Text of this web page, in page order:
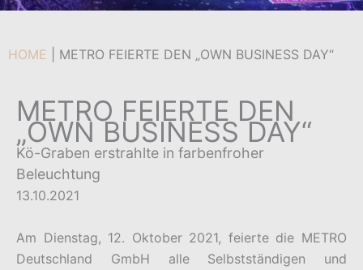
HOME METRO FEIERTE DEN „OWN BUSINESS DAY“
METRO FEIERTE DEN
„OWN BUSINESS DAY“
Kö-Graben erstrahlte in farbenfroher
Beleuchtung
13.10.2021
Am Dienstag, 12. Oktober 2021, feierte die METRO
Deutschland GmbH alle Selbstständigen und